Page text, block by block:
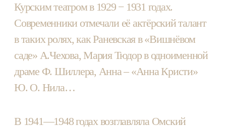
Курским театром в 1929 − 1931 годах.
Современники отмечали её актёрский талант
в таких ролях, как Раневская в «Вишнёвом
саде» А.Чехова, Мария Тюдор в одноименной
драме Ф. Шиллера, Анна – «Анна Кристи»
Ю. О. Нила…
В 1941—1948 годах возглавляла Омский